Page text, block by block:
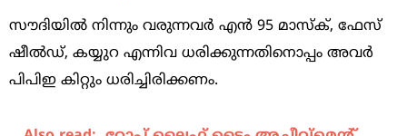
സൗദിയില്‍ നിന്നും വരുന്നവര്‍ എന്‍ 95 മാസ്‌ക്, ഫേസ്
ഷീല്‍ഡ്, കയ്യുറ എന്നിവ ധരിക്കുന്നതിനൊപ്പം അവര്‍
പിപിഇ കിറ്റും ധരിച്ചിരിക്കണം.